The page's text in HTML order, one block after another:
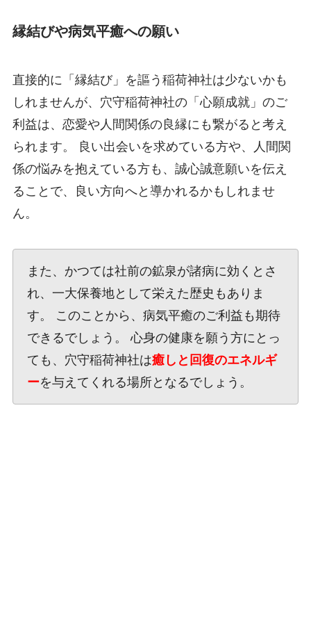
縁結びや病気平癒への願い
直接的に「縁結び」を謳う稲荷神社は少ないかも
しれませんが、穴守稲荷神社の「心願成就」のご
利益は、恋愛や人間関係の良縁にも繋がると考え
られます。 良い出会いを求めている方や、人間関
係の悩みを抱えている方も、誠心誠意願いを伝え
ることで、良い方向へと導かれるかもしれませ
ん。
また、かつては社前の鉱泉が諸病に効くとさ
れ、一大保養地として栄えた歴史もありま
す。 このことから、病気平癒のご利益も期待
できるでしょう。 心身の健康を願う方にとっ
ても、穴守稲荷神社は癒しと回復のエネルギ
ーを与えてくれる場所となるでしょう。